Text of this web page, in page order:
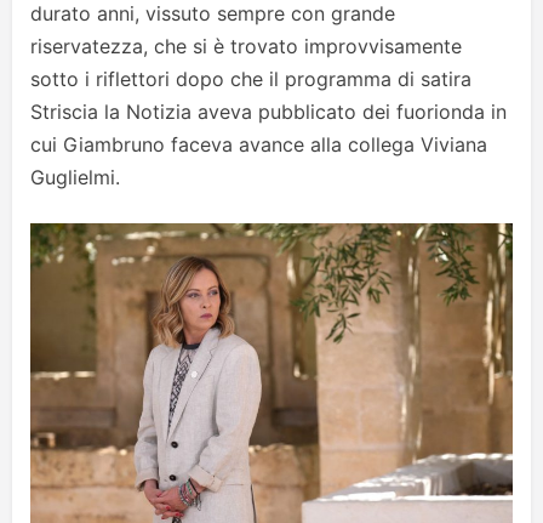
durato anni, vissuto sempre con grande
riservatezza, che si è trovato improvvisamente
sotto i riflettori dopo che il programma di satira
Striscia la Notizia aveva pubblicato dei fuorionda in
cui Giambruno faceva avance alla collega Viviana
Guglielmi.